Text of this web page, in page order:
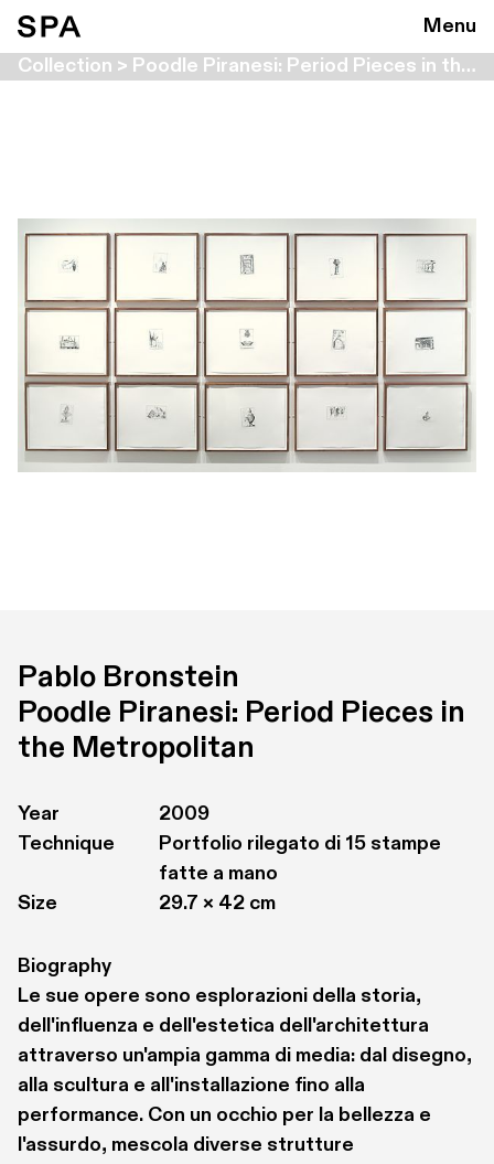
Menu
Collection > Poodle Piranesi: Period Pieces in the Metropolitan
Pablo Bronstein
Poodle Piranesi: Period Pieces in
the Metropolitan
Year
2009
Technique
Portfolio rilegato di 15 stampe
fatte a mano
Size
29.7 × 42 cm
Biography
Le sue opere sono esplorazioni della storia,
dell'influenza e dell'estetica dell'architettura
attraverso un'ampia gamma di media: dal disegno,
alla scultura e all'installazione fino alla
performance. Con un occhio per la bellezza e
l'assurdo, mescola diverse strutture